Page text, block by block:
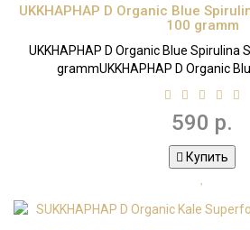
UKKHAPHAP D Organic Blue
100 gramm
UKKHAPHAP D Organic Blue Spirulina
grammUKKHAPHAP D Organic
590 р.
Купить